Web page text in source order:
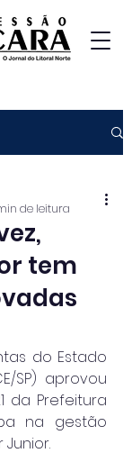
tem
de leitura
do Estado
SP) aprovou
da Prefeitura
na gestão